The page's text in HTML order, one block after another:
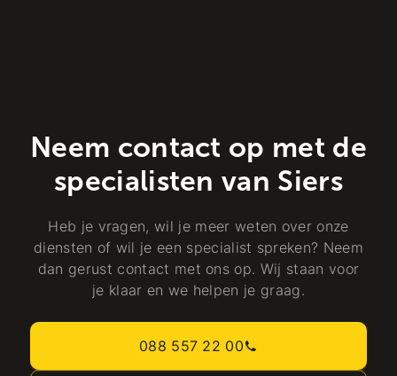
Neem contact op met de
specialisten van Siers
Heb je vragen, wil je meer weten over onze
diensten of wil je een specialist spreken? Neem
dan gerust contact met ons op. Wij staan voor
je klaar en we helpen je graag.
088 557 22 00